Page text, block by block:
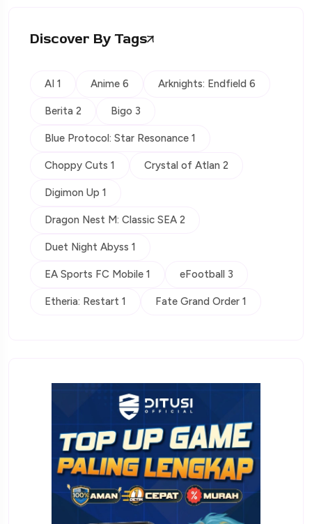
Discover By Tags
AI 1 Anime 6 Arknights: Endfield 6
Berita 2 Bigo 3
Blue Protocol: Star Resonance 1
Choppy Cuts 1 Crystal of Atlan 2
Digimon Up 1
Dragon Nest M: Classic SEA 2
Duet Night Abyss 1
EA Sports FC Mobile 1 eFootball 3
Etheria: Restart 1 Fate Grand Order 1